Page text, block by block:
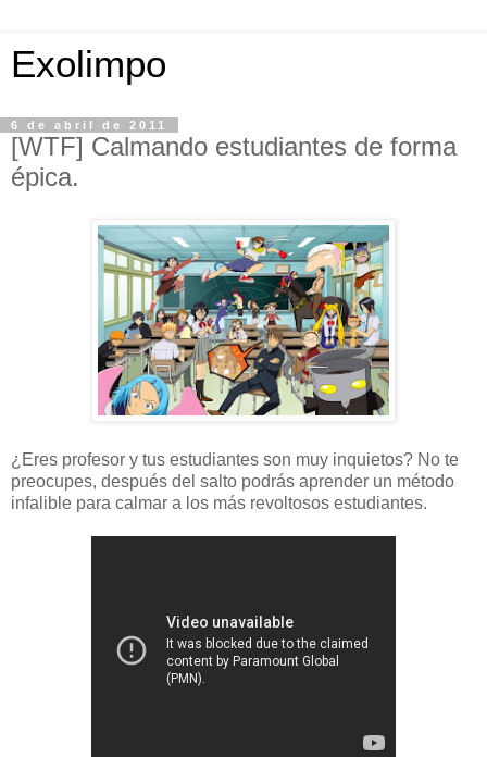
Exolimpo
6 de abril de 2011
[WTF] Calmando estudiantes de forma
épica.
¿Eres profesor y tus estudiantes son muy inquietos? No te
preocupes, después del salto podrás aprender un método
infalible para calmar a los más revoltosos estudiantes.